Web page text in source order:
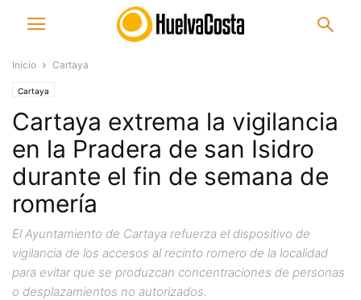
Inicio Cartaya
Cartaya
Cartaya extrema la vigilancia
en la Pradera de san Isidro
durante el fin de semana de
romería
El Ayuntamiento de Cartaya refuerza el dispositivo de
vigilancia de los accesos al recinto romero de la localidad
para evitar que se produzcan concentraciones de personas
o desplazamientos no autorizados.